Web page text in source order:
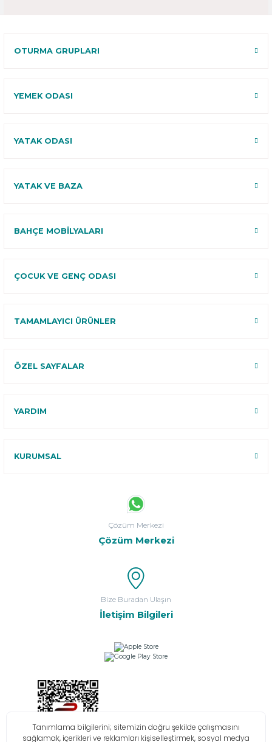
OTURMA GRUPLARI
YEMEK ODASI
YATAK ODASI
YATAK VE BAZA
BAHÇE MOBİLYALARI
ÇOCUK VE GENÇ ODASI
TAMAMLAYICI ÜRÜNLER
ÖZEL SAYFALAR
YARDIM
KURUMSAL
Çözüm Merkezi
Çözüm Merkezi
Bize Buradan Ulaşın
İletişim Bilgileri